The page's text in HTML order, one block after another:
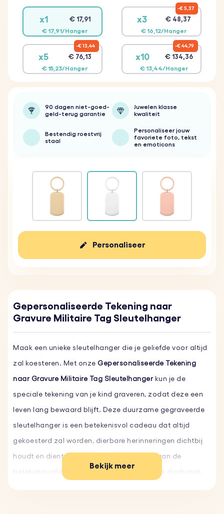
x1 € 17,91
€ 17,91/Hanger
x3 € 48,37
€ 16,12/Hanger
€ 5,37
x5 € 76,13
€ 15,23/Hanger
€ 13,44
x10 € 134,36
€ 13,44/Hanger
€ 44,79
90 dagen niet-goed-
geld-terug garantie
Juwelen klasse
kwaliteit
Bestendig roestvrij
staal
Personaliseer jouw
favoriete foto, tekst
en emoticons
Personaliseer
Gepersonaliseerde Tekening naar
Gravure Militaire Tag Sleutelhanger
Maak een unieke sleutelhanger die je geliefde voor altijd
zal koesteren. Met onze Gepersonaliseerde Tekening
naar Gravure Militaire Tag Sleutelhangerkun je de
speciale tekening van je kind graveren, zodat deze een
leven lang bewaard blijft. Deze duurzame gegraveerde
sleutelhanger is een betekenisvol cadeau dat altijd
gekoesterd zal worden, dierbare herinneringen dichtbij
houdt en dient als een mooie herinnering aan de
betekenisvolle momenten die je deelt met je dierbaren.
Maak de jouwe nu op maat en creëer een blijvend
Bekijk meer